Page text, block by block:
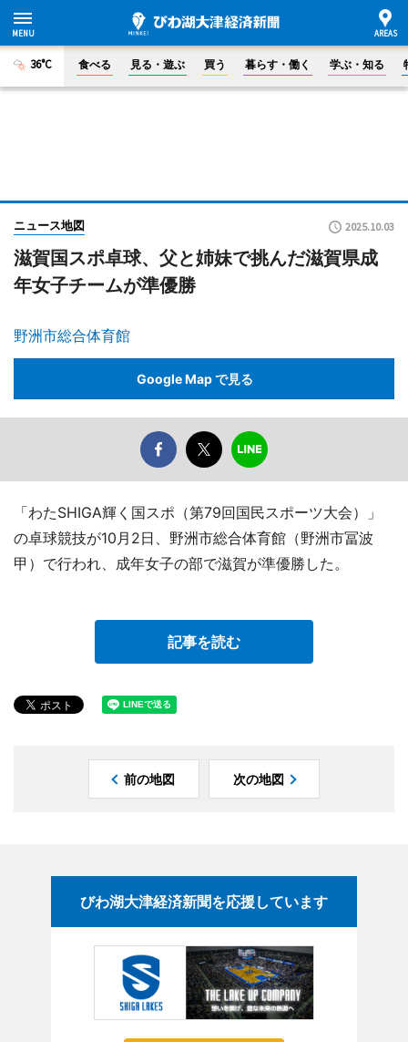
36°C 食べる 見る・遊ぶ 買う 暮らす・働く 学ぶ・知る
ニュース地図 2025.10.03
滋賀国スポ卓球、父と姉妹で挑んだ滋賀県成
年女子チームが準優勝
野洲市総合体育館
Google Map で見る
「わたSHIGA輝く国スポ（第79回国民スポーツ大会）」
の卓球競技が10月2日、野洲市総合体育館（野洲市冨波
甲）で行われ、成年女子の部で滋賀が準優勝した。
記事を読む
前の地図 次の地図
びわ湖大津経済新聞を応援しています